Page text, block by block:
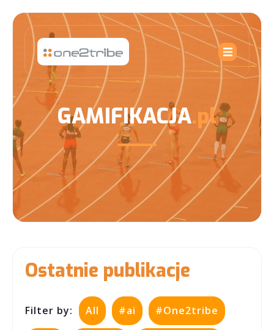
GAMIFIKACJA.pl
Ostatnie publikacje
Filter by: All #ai #One2tribe